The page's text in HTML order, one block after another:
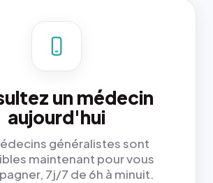
un médecin
aujourd'hui
généralistes sont
maintenant pour vous
7j/7 de 6h à minuit.